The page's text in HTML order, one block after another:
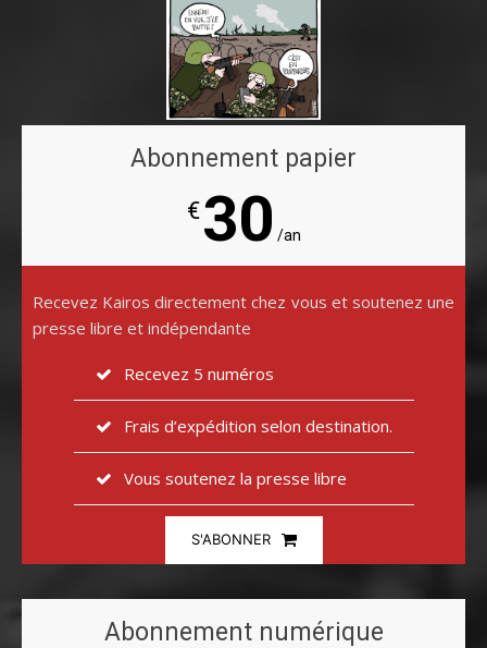
Abonnement papier
€30 /an
Recevez Kairos directement chez vous et soutenez une
presse libre et indépendante
Recevez 5 numéros
Frais d’expédition selon destination.
Vous soutenez la presse libre
S'ABONNER
Abonnement numérique